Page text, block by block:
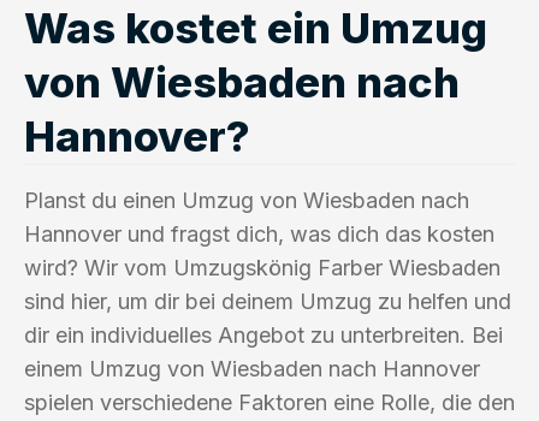
Was kostet ein Umzug
von Wiesbaden nach
Hannover?
Planst du einen Umzug von Wiesbaden nach
Hannover und fragst dich, was dich das kosten
wird? Wir vom Umzugskönig Farber Wiesbaden
sind hier, um dir bei deinem Umzug zu helfen und
dir ein individuelles Angebot zu unterbreiten. Bei
einem Umzug von Wiesbaden nach Hannover
spielen verschiedene Faktoren eine Rolle, die den